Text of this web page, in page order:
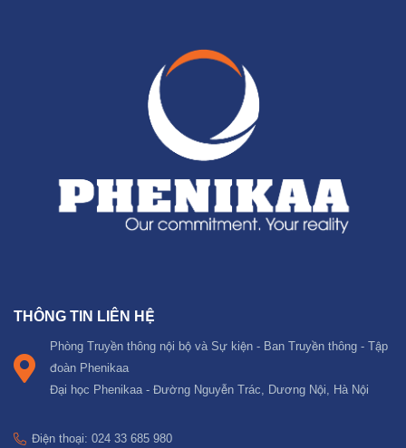
THÔNG TIN LIÊN HỆ
Phòng Truyền thông nội bộ và Sự kiện - Ban Truyền thông - Tập
đoàn Phenikaa
Đại học Phenikaa - Đường Nguyễn Trác, Dương Nội, Hà Nội
Điện thoại: 024 33 685 980